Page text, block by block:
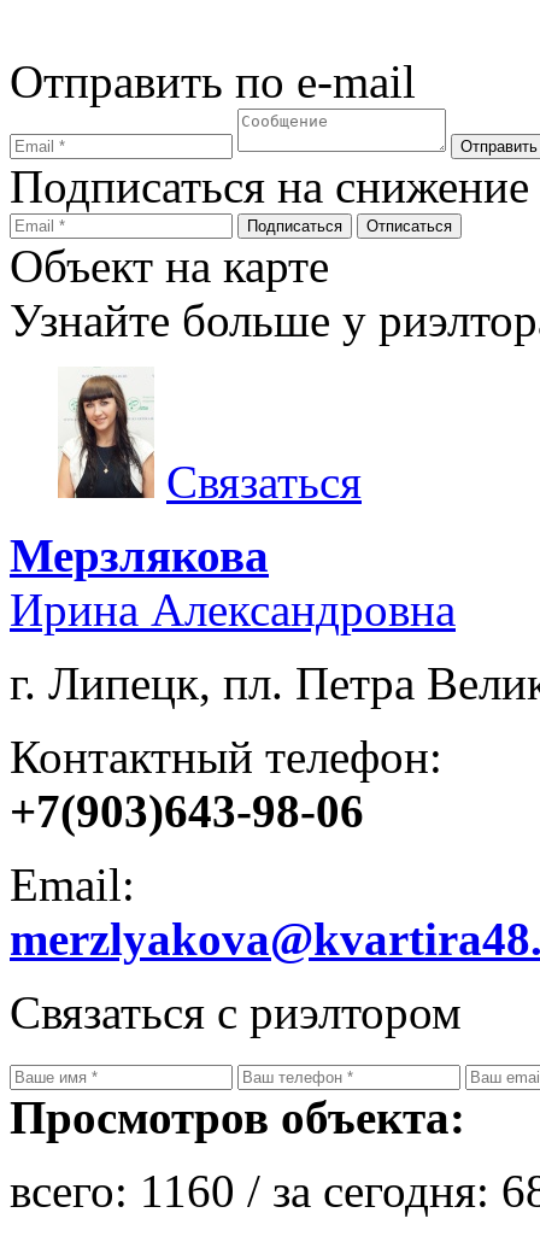
Отправить по e-mail
Подписаться на
Объект на карте
Узнайте больше у
Связаться
Мерзлякова
Ирина Александровна
г. Липецк, пл. Петра
Контактный телефон:
+7(903)643-98-06
Email:
Связаться с риэлтором
Просмотров объекта:
всего: 1160 / за сегодня: